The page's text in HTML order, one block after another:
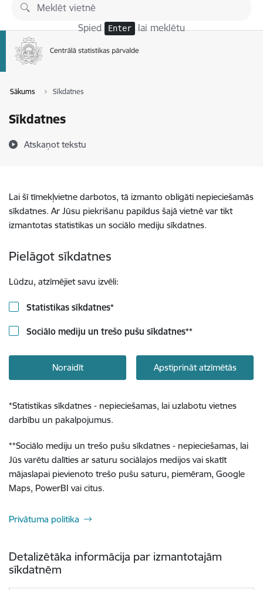
Pāriet uz lapas saturu
Spied Enter lai meklētu
Sākums Sīkdatnes
Sīkdatnes
Atskaņot tekstu
Lai šī tīmekļvietne darbotos, tā izmanto obligāti nepieciešamās
sīkdatnes. Ar Jūsu piekrišanu papildus šajā vietnē var tikt
izmantotas statistikas un sociālo mediju sīkdatnes.
Pielāgot sīkdatnes
Lūdzu, atzīmējiet savu izvēli:
Statistikas sīkdatnes*
Sociālo mediju un trešo pušu sīkdatnes**
Noraidīt Apstiprināt atzīmētās
*Statistikas sīkdatnes - nepieciešamas, lai uzlabotu vietnes
darbību un pakalpojumus.
**Sociālo mediju un trešo pušu sīkdatnes - nepieciešamas, lai
Jūs varētu dalīties ar saturu sociālajos medijos vai skatīt
mājaslapai pievienoto trešo pušu saturu, piemēram, Google
Maps, PowerBI vai citus.
Privātuma politika
Detalizētāka informācija par izmantotajām
sīkdatnēm